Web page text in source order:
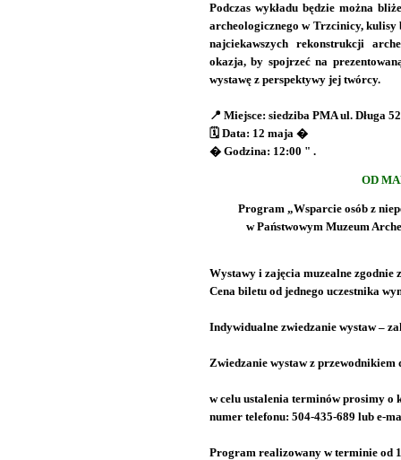
Podczas wykładu będzie można
archeologicznego w Trzcinicy, kulisy
najciekawszych rekonstrukcji
okazja, by spojrzeć na
wystawę z perspektywy jej twórcy.
📍 Miejsce: siedziba PMA ul. Długa
🗓 Data: 12 maja �
� Godzina: 12:00 " .
OD
Program „Wsparcie osób z
w Państwowym Muzeum
Wystawy i zajęcia muzealne zgodnie
Cena biletu od jednego uczestnika
Indywidualne zwiedzanie wystaw –
Zwiedzanie wystaw z
w celu ustalenia terminów prosimy o
numer telefonu: 504-435-689 lub e-
Program realizowany w terminie od